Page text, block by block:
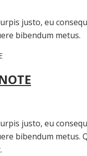
justo, eu
bibendum metus.
justo, eu
bibendum metus.